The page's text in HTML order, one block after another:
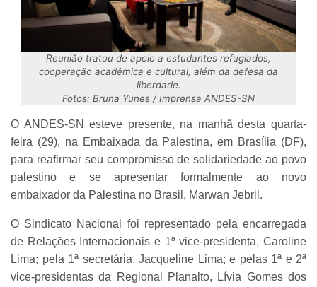
Reunião tratou de apoio a estudantes refugiados,
cooperação acadêmica e cultural, além da defesa da
liberdade.
Fotos: Bruna Yunes / Imprensa ANDES-SN
O ANDES-SN esteve presente, na manhã desta quarta-
feira (29), na Embaixada da Palestina, em Brasília (DF),
para reafirmar seu compromisso de solidariedade ao povo
palestino e se apresentar formalmente ao novo
embaixador da Palestina no Brasil, Marwan Jebril.
O Sindicato Nacional foi representado pela encarregada
de Relações Internacionais e 1ª vice-presidenta, Caroline
Lima; pela 1ª secretária, Jacqueline Lima; e pelas 1ª e 2ª
vice-presidentas da Regional Planalto, Lívia Gomes dos